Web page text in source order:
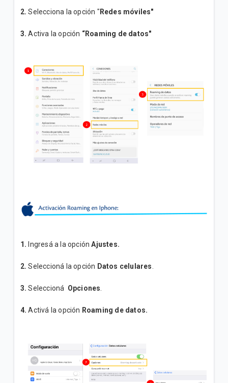
2. Selecciona la opción " Redes móviles"
3. Activa la opción “Roaming de datos"
1. Ingresá a la opciónAjustes.
2. Seleccioná la opción Datos celulares
3. Seleccioná Opciones
4. Activá la opción Roaming de datos.